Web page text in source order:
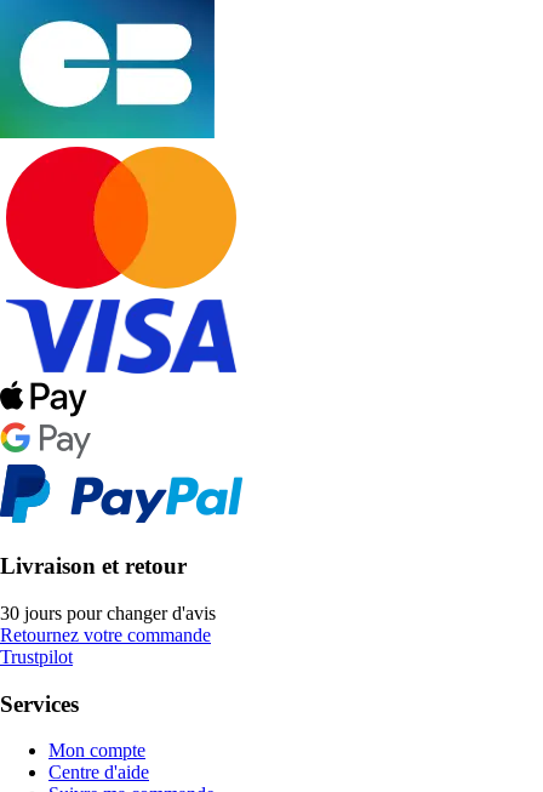
Livraison et retour
30 jours pour changer d'avis
Retournez votre commande
Trustpilot
Services
Mon compte
Centre d'aide